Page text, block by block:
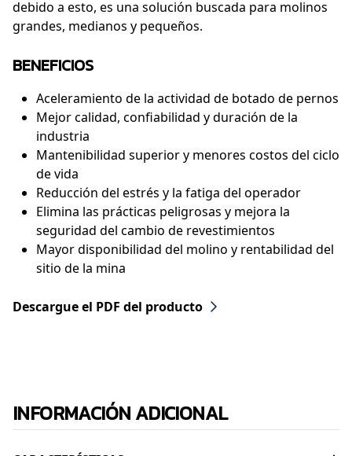
debido a esto, es una solución buscada para molinos
grandes, medianos y pequeños.
BENEFICIOS
Aceleramiento de la actividad de botado de pernos
Mejor calidad, confiabilidad y duración de la
industria
Mantenibilidad superior y menores costos del ciclo
de vida
Reducción del estrés y la fatiga del operador
Elimina las prácticas peligrosas y mejora la
seguridad del cambio de revestimientos
Mayor disponibilidad del molino y rentabilidad del
sitio de la mina
Descargue el PDF del producto
INFORMACIÓN ADICIONAL